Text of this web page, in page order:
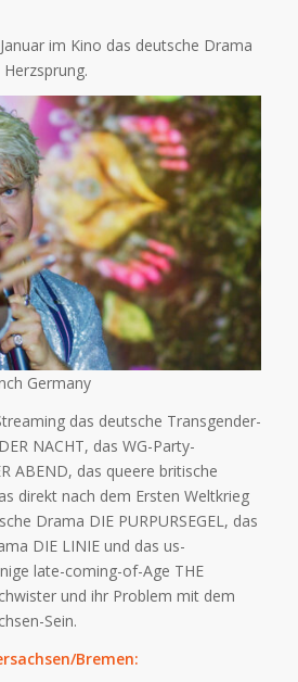
im Kino das deutsche Drama
Herzsprung.
Germany
das deutsche Transgender-
NACHT, das WG-Party-
ABEND, das queere britische
direkt nach dem Ersten Weltkrieg
Drama DIE PURPURSEGEL, das
DIE LINIE und das us-
late-coming-of-Age THE
und ihr Problem mit dem
Sein.
Bremen: